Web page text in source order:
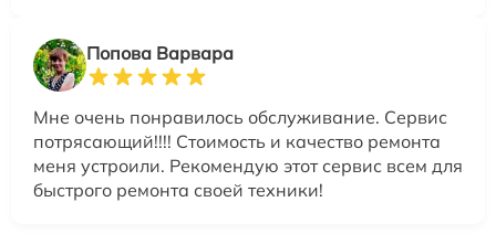
Попова Варвара
Мне очень понравилось обслуживание. Сервис
потрясающий!!!! Стоимость и качество ремонта
меня устроили. Рекомендую этот сервис всем для
быстрого ремонта своей техники!